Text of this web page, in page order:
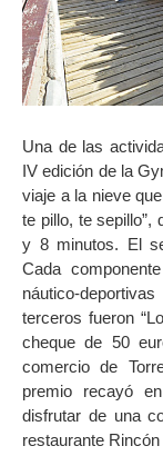
Una de las
IV edición de la
viaje a la nieve
te pillo, te sepillo”,
y 8 minutos. El
Cada
náutico-
terceros fueron
cheque de 50
comercio de
premio recayó
disfrutar de una
restaurante